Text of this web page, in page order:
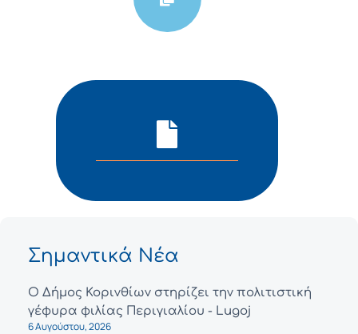
Σημαντικά Νέα
Ο Δήμος Κορινθίων στηρίζει την πολιτιστική
γέφυρα φιλίας Περιγιαλίου - Lugoj
6 Αυγούστου, 2026